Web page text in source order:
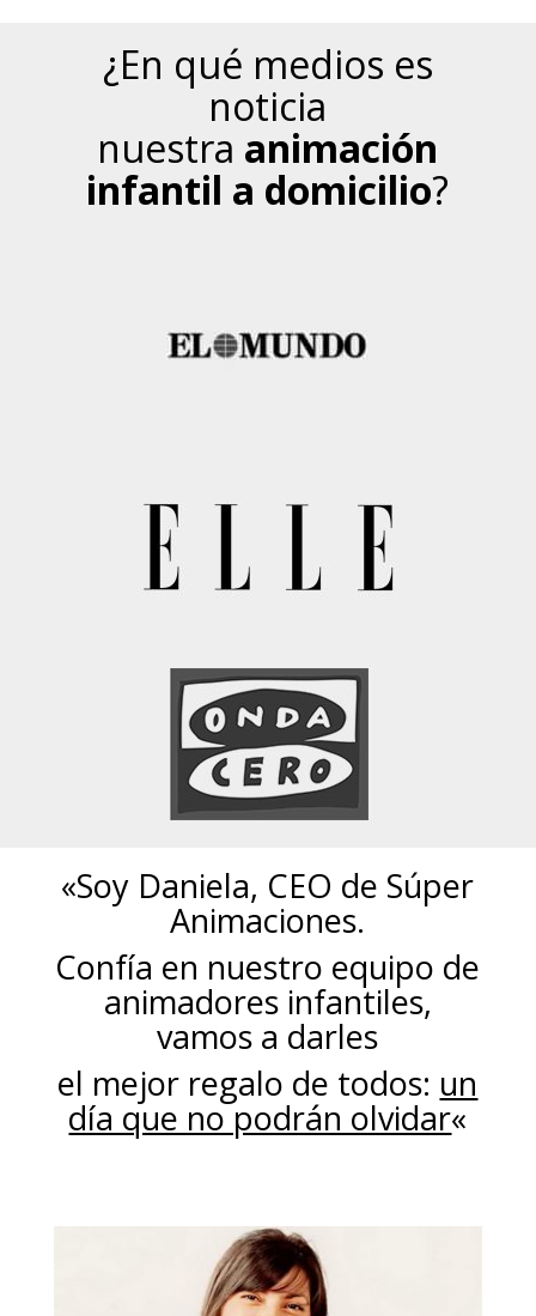
¿En qué medios es
noticia
nuestra animación
infantil a domicilio?
«Soy Daniela, CEO de Súper
Animaciones.
Confía en nuestro equipo de
animadores infantiles,
vamos a darles
el mejor regalo de todos: un
día que no podrán olvidar«